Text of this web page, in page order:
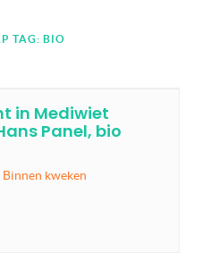
TAG: BIO
in Mediwiet
Panel, bio
Binnen kweken